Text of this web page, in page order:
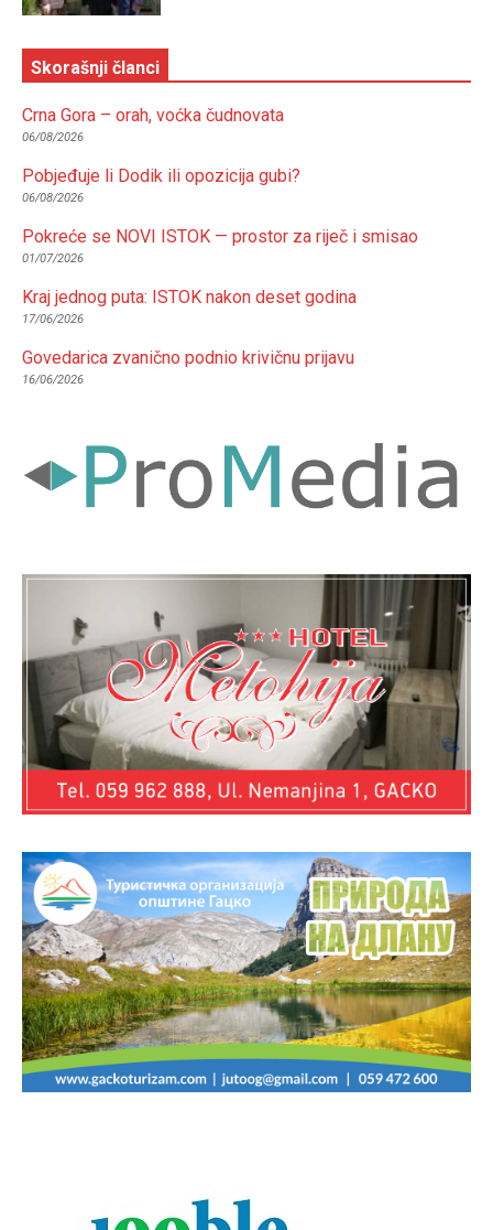
Skorašnji članci
Crna Gora – orah, voćka čudnovata
06/08/2026
Pobjeđuje li Dodik ili opozicija gubi?
06/08/2026
Pokreće se NOVI ISTOK — prostor za riječ i smisao
01/07/2026
Kraj jednog puta: ISTOK nakon deset godina
17/06/2026
Govedarica zvanično podnio krivičnu prijavu
16/06/2026